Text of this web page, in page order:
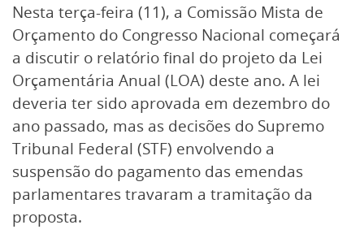
Nesta terça-feira (11), a Comissão Mista de
Orçamento do Congresso Nacional começará
a discutir o relatório final do projeto da Lei
Orçamentária Anual (LOA) deste ano. A lei
deveria ter sido aprovada em dezembro do
ano passado, mas as decisões do Supremo
Tribunal Federal (STF) envolvendo a
suspensão do pagamento das emendas
parlamentares travaram a tramitação da
proposta.